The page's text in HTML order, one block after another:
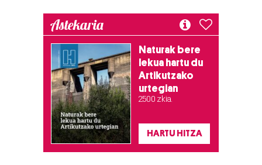
Astekaria
Naturak bere
lekua hartu du
Artikutzako
urtegian
2.500 zkia.
HARTU HITZA